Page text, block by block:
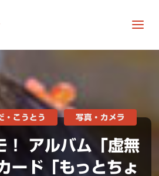
！ アルバム「虚無
ード「もっとちょ
・こうとう 写真・カメラ